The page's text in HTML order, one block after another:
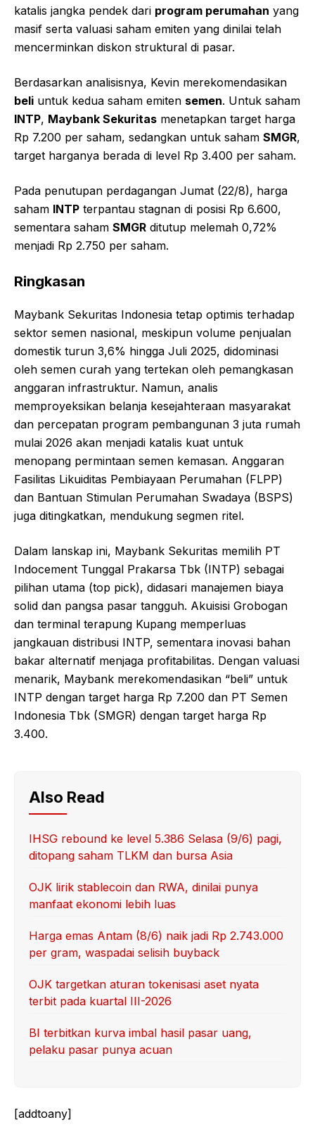
katalis jangka pendek dari program perumahan yang
masif serta valuasi saham emiten yang dinilai telah
mencerminkan diskon struktural di pasar.
Berdasarkan analisisnya, Kevin merekomendasikan
beli untuk kedua saham emiten semen. Untuk saham
INTP, Maybank Sekuritas menetapkan target harga
Rp 7.200 per saham, sedangkan untuk saham SMGR,
target harganya berada di level Rp 3.400 per saham.
Pada penutupan perdagangan Jumat (22/8), harga
saham INTP terpantau stagnan di posisi Rp 6.600,
sementara saham SMGR ditutup melemah 0,72%
menjadi Rp 2.750 per saham.
Ringkasan
Maybank Sekuritas Indonesia tetap optimis terhadap
sektor semen nasional, meskipun volume penjualan
domestik turun 3,6% hingga Juli 2025, didominasi
oleh semen curah yang tertekan oleh pemangkasan
anggaran infrastruktur. Namun, analis
memproyeksikan belanja kesejahteraan masyarakat
dan percepatan program pembangunan 3 juta rumah
mulai 2026 akan menjadi katalis kuat untuk
menopang permintaan semen kemasan. Anggaran
Fasilitas Likuiditas Pembiayaan Perumahan (FLPP)
dan Bantuan Stimulan Perumahan Swadaya (BSPS)
juga ditingkatkan, mendukung segmen ritel.
Dalam lanskap ini, Maybank Sekuritas memilih PT
Indocement Tunggal Prakarsa Tbk (INTP) sebagai
pilihan utama (top pick), didasari manajemen biaya
solid dan pangsa pasar tangguh. Akuisisi Grobogan
dan terminal terapung Kupang memperluas
jangkauan distribusi INTP, sementara inovasi bahan
bakar alternatif menjaga profitabilitas. Dengan valuasi
menarik, Maybank merekomendasikan “beli” untuk
INTP dengan target harga Rp 7.200 dan PT Semen
Indonesia Tbk (SMGR) dengan target harga Rp
3.400.
Also Read
IHSG rebound ke level 5.386 Selasa (9/6) pagi,
ditopang saham TLKM dan bursa Asia
OJK lirik stablecoin dan RWA, dinilai punya
manfaat ekonomi lebih luas
Harga emas Antam (8/6) naik jadi Rp 2.743.000
per gram, waspadai selisih buyback
OJK targetkan aturan tokenisasi aset nyata
terbit pada kuartal III-2026
BI terbitkan kurva imbal hasil pasar uang,
pelaku pasar punya acuan
[addtoany]